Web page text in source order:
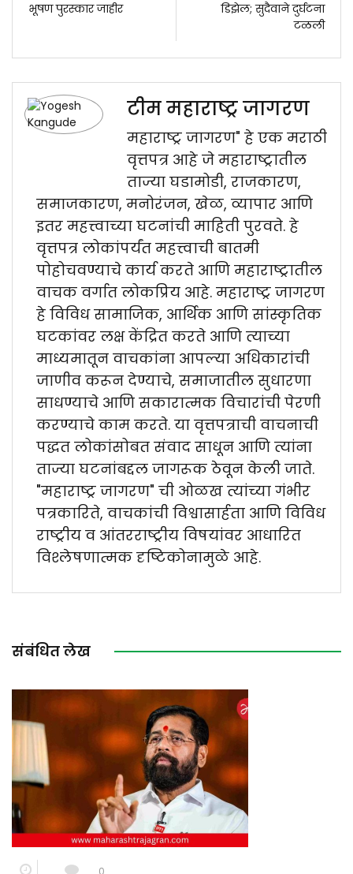
भूषण पुरस्कार जाहीर
डिझेल; सुदैवाने दुर्घटना
टळली
टीम महाराष्ट्र जागरण
महाराष्ट्र जागरण" हे एक मराठी
वृत्तपत्र आहे जे महाराष्ट्रातील
ताज्या घडामोडी, राजकारण,
समाजकारण, मनोरंजन, खेळ, व्यापार आणि
इतर महत्त्वाच्या घटनांची माहिती पुरवते. हे
वृत्तपत्र लोकांपर्यंत महत्त्वाची बातमी
पोहोचवण्याचे कार्य करते आणि महाराष्ट्रातील
वाचक वर्गात लोकप्रिय आहे. महाराष्ट्र जागरण
हे विविध सामाजिक, आर्थिक आणि सांस्कृतिक
घटकांवर लक्ष केंद्रित करते आणि त्याच्या
माध्यमातून वाचकांना आपल्या अधिकारांची
जाणीव करून देण्याचे, समाजातील सुधारणा
साधण्याचे आणि सकारात्मक विचारांची पेरणी
करण्याचे काम करते. या वृत्तपत्राची वाचनाची
पद्धत लोकांसोबत संवाद साधून आणि त्यांना
ताज्या घटनांबद्दल जागरूक ठेवून केली जाते.
"महाराष्ट्र जागरण" ची ओळख त्यांच्या गंभीर
पत्रकारिते, वाचकांची विश्वासार्हता आणि विविध
राष्ट्रीय व आंतरराष्ट्रीय विषयांवर आधारित
विश्लेषणात्मक दृष्टिकोनामुळे आहे.
संबंधित लेख